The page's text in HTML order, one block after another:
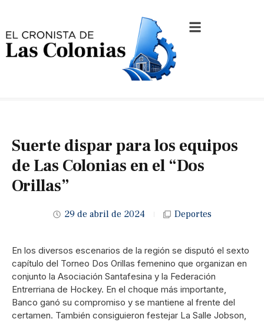
Suerte dispar para los equipos
de Las Colonias en el “Dos
Orillas”
29 de abril de 2024 Deportes
En los diversos escenarios de la región se disputó el sexto
capítulo del Torneo Dos Orillas femenino que organizan en
conjunto la Asociación Santafesina y la Federación
Entrerriana de Hockey. En el choque más importante,
Banco ganó su compromiso y se mantiene al frente del
certamen. También consiguieron festejar La Salle Jobson,